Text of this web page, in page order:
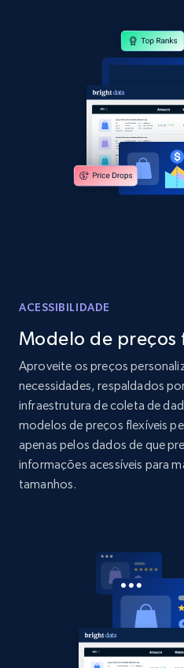
Home Depot US -
specified URL
URL, Domain, Country
Home Depot US -
specified UPC
URL, Domain, Country
Sku, Product id, Product
and more.
2.1K+
Home Depot US -
specific category URL
URL, Domain, Country
Sku, Product id, Product
and more.
ACESSIBILIDADE
Modelo de preços
Aproveite os preços
necessidades, respaldados
infraestrutura de coleta de
modelos de preços flexíveis
apenas pelos dados de que
informações acessíveis para
tamanhos.